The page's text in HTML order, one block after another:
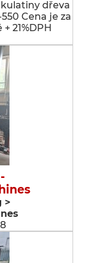
dřeva
Cena je za
21%DPH
>